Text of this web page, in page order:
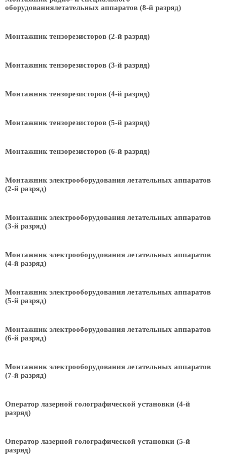
оборудованиялетательных аппаратов (8-й разряд)
Монтажник тензорезисторов (2-й разряд)
Монтажник тензорезисторов (3-й разряд)
Монтажник тензорезисторов (4-й разряд)
Монтажник тензорезисторов (5-й разряд)
Монтажник тензорезисторов (6-й разряд)
Монтажник электрооборудования летательных аппаратов
(2-й разряд)
Монтажник электрооборудования летательных аппаратов
(3-й разряд)
Монтажник электрооборудования летательных аппаратов
(4-й разряд)
Монтажник электрооборудования летательных аппаратов
(5-й разряд)
Монтажник электрооборудования летательных аппаратов
(6-й разряд)
Монтажник электрооборудования летательных аппаратов
(7-й разряд)
Оператор лазерной голографической установки (4-й
разряд)
Оператор лазерной голографической установки (5-й
разряд)